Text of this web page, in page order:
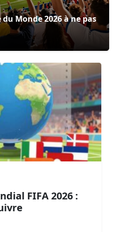
Monde 2026 à ne pas
FIFA 2026 :